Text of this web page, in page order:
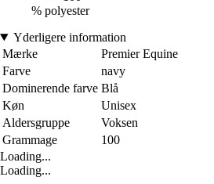
% polyester
Yderligere information
Mærke
Premier Equine
Farve
navy
Dominerende farve Blå
Køn
Unisex
Aldersgruppe
Voksen
Grammage
100
Loading...
Loading...